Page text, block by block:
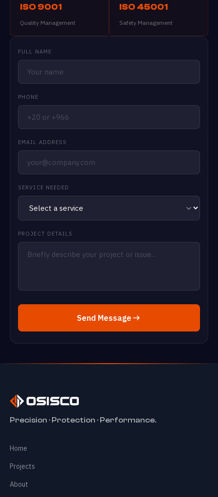
ISO 9001
Quality Management
ISO 45001
Safety Management
FULL NAME
PHONE
EMAIL ADDRESS
SERVICE NEEDED
PROJECT DETAILS
Send Message
Services
✕
Precision · Protection · Performance.
Home
Projects
About